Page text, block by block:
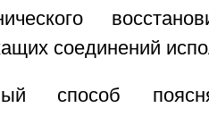
соединений
способ